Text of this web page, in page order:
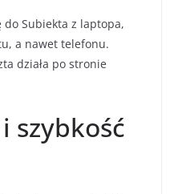
do Subiekta z laptopa,
a nawet telefonu.
działa po stronie
szybkość